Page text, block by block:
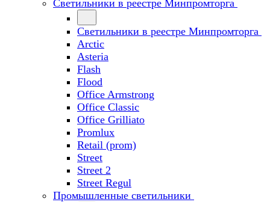
Светильники в реестре Минпромторга
Светильники в реестре Минпромторга
Arctic
Asteria
Flash
Flood
Office Armstrong
Office Classic
Office Grilliato
Promlux
Retail (prom)
Street
Street 2
Street Regul
Промышленные светильники